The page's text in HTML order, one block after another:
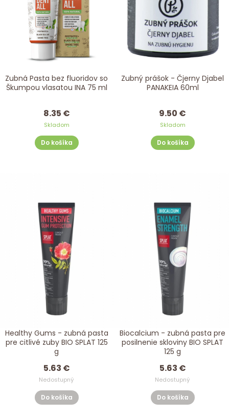
Zubná Pasta bez fluoridov so
Škumpou vlasatou INA 75 ml
8.35 €
Skladom
Do košíka
Zubný prášok - Čjerny Djabel
PANAKEIA 60ml
9.50 €
Skladom
Do košíka
Healthy Gums - zubná pasta
pre citlivé zuby BIO SPLAT 125
g
5.63 €
Nedostupný
Do košíka
Biocalcium - zubná pasta pre
posilnenie skloviny BIO SPLAT
125 g
5.63 €
Nedostupný
Do košíka